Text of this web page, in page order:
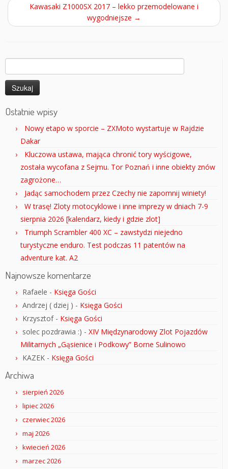
Kawasaki Z1000SX 2017 – lekko przemodelowane i
wygodniejsze →
Szukaj:
Ostatnie wpisy
Nowy etapo w sporcie – ZXMoto wystartuje w Rajdzie
Dakar
Kluczowa ustawa, mająca chronić tory wyścigowe,
została wycofana z Sejmu. Tor Poznań i inne obiekty znów
zagrożone…
Jadąc samochodem przez Czechy nie zapomnij winiety!
W trasę! Zloty motocyklowe i inne imprezy w dniach 7-9
sierpnia 2026 [kalendarz, kiedy i gdzie zlot]
Triumph Scrambler 400 XC – zawstydzi niejedno
turystyczne enduro. Test podczas 11 patentów na
adventure kat. A2
Najnowsze komentarze
Rafaele - Księga Gości
Andrzej ( dziej ) - Księga Gości
Krzysztof- Księga Gości
solec pozdrawia :) - XIV Międzynarodowy Zlot Pojazdów
Militarnych „Gąsienice i Podkowy” Borne Sulinowo
KAZEK - Księga Gości
Archiwa
sierpień 2026
lipiec 2026
czerwiec 2026
maj 2026
kwiecień 2026
marzec 2026